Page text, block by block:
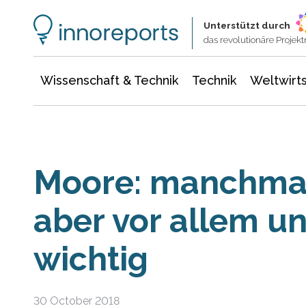
Unterstützt durch
das revolutionäre
Wissenschaft & Technik Technik
Moore:
aber vor allem
wichtig
30 October 2018